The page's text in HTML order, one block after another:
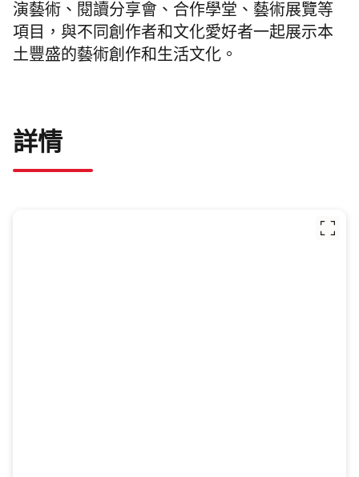
演藝術、閱讀分享會、合作學堂、藝術展覽等
項目，與不同創作者和文化愛好者一起展示本
土豐盛的藝術創作和生活文化。
詳情